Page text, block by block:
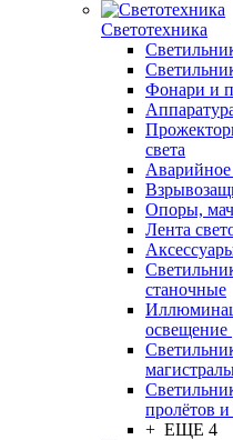
Светотехника
Фонари и
света
Аварийное
Опоры,
Лента
станочные
освещение
пролётов
+ ЕЩЕ 4